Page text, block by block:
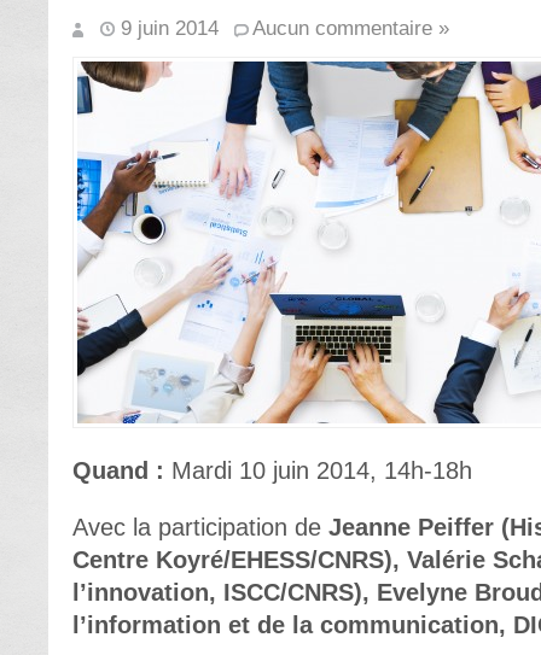
9 juin 2014 Aucun commentaire »
Quand : Mardi 10 juin 2014, 14h-18h
Avec la participation de Jeanne Peiffer
Centre Koyré/EHESS/CNRS), Valérie
l’innovation, ISCC/CNRS), Evelyne
l’information et de la communication,